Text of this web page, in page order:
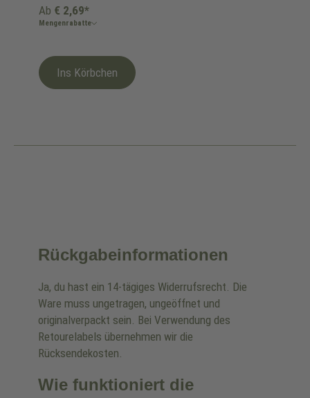
Ab € 2,69*
Mengenrabatte
Ins Körbchen
Rückgabeinformationen
Ja, du hast ein 14-tägiges Widerrufsrecht. Die
Ware muss ungetragen, ungeöffnet und
originalverpackt sein. Bei Verwendung des
Retourelabels übernehmen wir die
Rücksendekosten.
Wie funktioniert die